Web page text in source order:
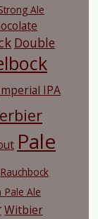
Ale
Double
IPA
Pale
Rauchbock
Pale Ale
Witbier